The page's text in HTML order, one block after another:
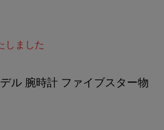
しました
ル 腕時計 ファイブスター物